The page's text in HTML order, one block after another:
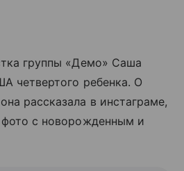
группы «Демо» Саша
четвертого ребенка. О
рассказала в инстаграме,
фото с новорожденным и